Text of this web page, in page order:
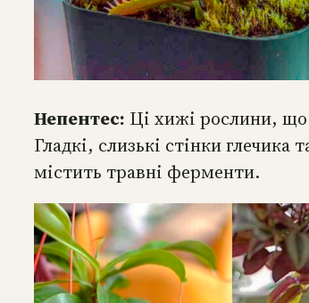
Непентес: Ці хижі рослини, що
Гладкі, слизькі стінки
містить травні ферменти.